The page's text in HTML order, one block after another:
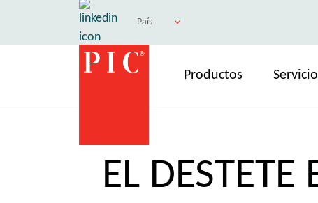
País
Productos
EL